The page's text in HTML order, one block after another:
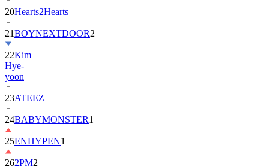
20Hearts2Hearts
21BOYNEXTDOOR2
22Kim
Hye-
yoon
23ATEEZ
24BABYMONSTER1
25ENHYPEN1
262PM2